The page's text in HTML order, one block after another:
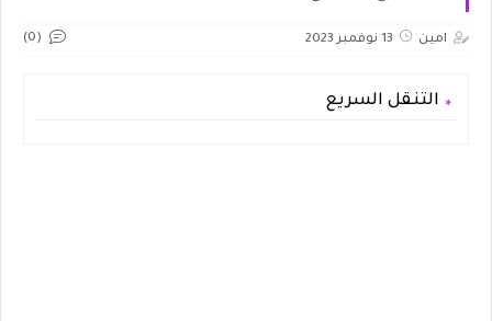
امين 13 نوفمبر 2023 (0)
التنقل السريع